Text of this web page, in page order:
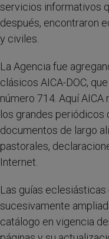
servicios informativos
después, encontraron
y civiles.
La Agencia fue
clásicos AICA-DOC,
número 714. Aquí
los grandes periódicos
documentos de largo
pastorales,
Internet.
Las guías
sucesivamente
catálogo en vigencia